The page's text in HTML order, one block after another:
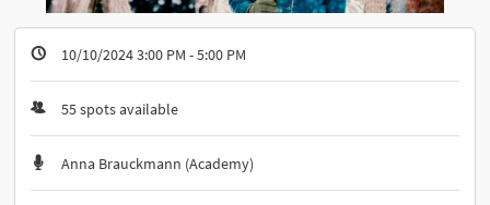
10/10/2024 3:00 PM - 5:00 PM
55 spots available
Anna Brauckmann (Academy)